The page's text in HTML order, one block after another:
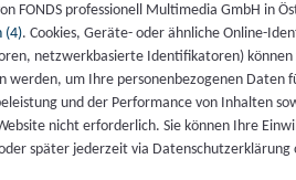
FONDS professionell Multimedia GmbH in
(4). Cookies, Geräte- oder ähnliche Online-
netzwerkbasierte Identifikatoren) können
um Ihre personenbezogenen Daten
und der Performance von Inhalten
nicht erforderlich. Sie können Ihre
später jederzeit via Datenschutzerklärung